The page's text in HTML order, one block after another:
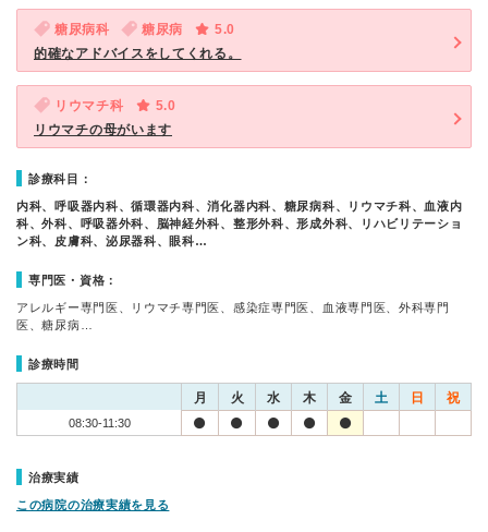
糖尿病科 糖尿病
5.0
的確なアドバイスをしてくれる。
リウマチ科
5.0
リウマチの母がいます
診療科目：
内科、呼吸器内科、循環器内科、消化器内科、糖尿病科、リウマチ科、血液内
科、外科、呼吸器外科、脳神経外科、整形外科、形成外科、リハビリテーショ
ン科、皮膚科、泌尿器科、眼科…
専門医・資格：
アレルギー専門医、リウマチ専門医、感染症専門医、血液専門医、外科専門
医、糖尿病…
診療時間
月 火 水 木 金 土 日 祝
08:30-11:30
治療実績
この病院の治療実績を見る